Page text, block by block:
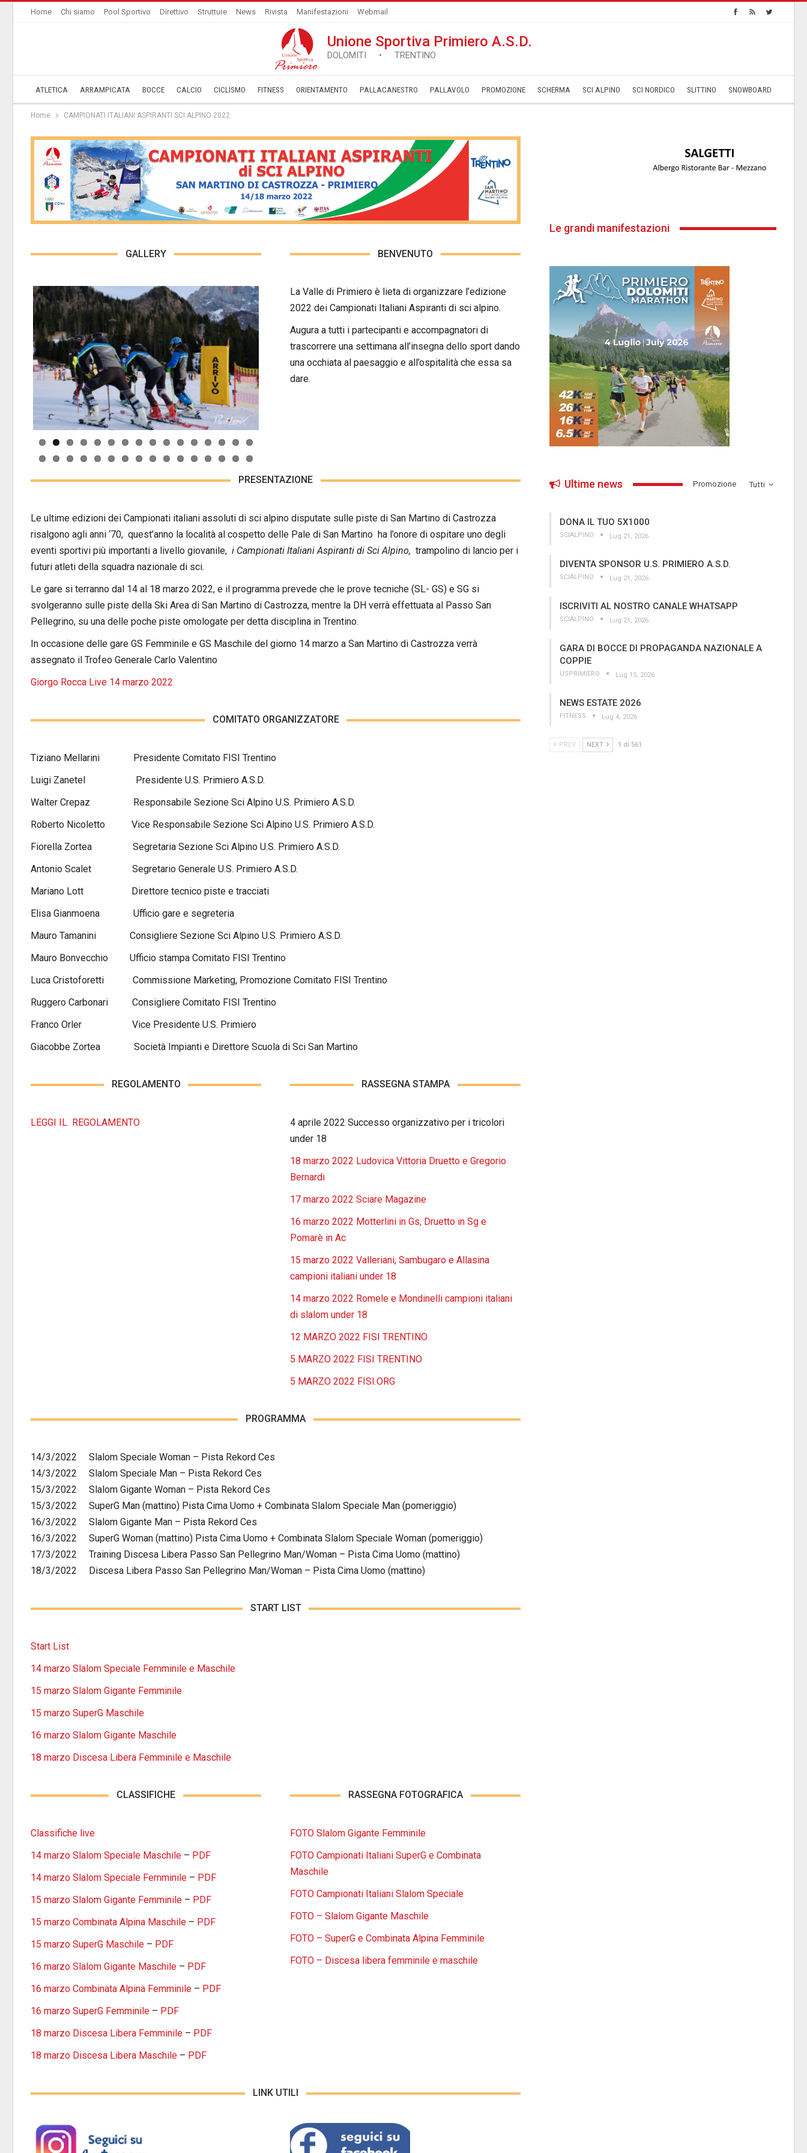
Home Chi siamo Pool Sportivo Direttivo Strutture News Rivista Manifestazioni Webmail
Unione Sportiva Primiero A.S.D.
DOLOMITI • TRENTINO
ATLETICA ARRAMPICATA BOCCE CALCIO CICLISMO FITNESS ORIENTAMENTO PALLACANESTRO PALLAVOLO ­PROMOZIONE SCHERMA SCI ALPINO SCI NORDICO SLITTINO SNOWBOARD
Home CAMPIONATI ITALIANI ASPIRANTI SCI ALPINO 2022
GALLERY BENVENUTO
La Valle di Primiero è lieta di organizzare l’edizione
2022 dei Campionati Italiani Aspiranti di sci alpino.
Augura a tutti i partecipanti e accompagnatori di
trascorrere una settimana all’insegna dello sport dando
una occhiata al paesaggio e all’ospitalità che essa sa
dare.
PRESENTAZIONE
Le ultime edizioni dei Campionati italiani assoluti di sci alpino disputate sulle piste di San Martino di Castrozza
risalgono agli anni ‘70, quest’anno la località al cospetto delle Pale di San Martino ha l’onore di ospitare uno degli
eventi sportivi più importanti a livello giovanile, i Campionati Italiani Aspiranti di Sci Alpino, trampolino di lancio per i
futuri atleti della squadra nazionale di sci.
Le gare si terranno dal 14 al 18 marzo 2022, e il programma prevede che le prove tecniche (SL- GS) e SG si
svolgeranno sulle piste della Ski Area di San Martino di Castrozza, mentre la DH verrà effettuata al Passo San
Pellegrino, su una delle poche piste omologate per detta disciplina in Trentino.
In occasione delle gare GS Femminile e GS Maschile del giorno 14 marzo a San Martino di Castrozza verrà
assegnato il Trofeo Generale Carlo Valentino
Giorgo Rocca Live 14 marzo 2022
COMITATO ORGANIZZATORE
Tiziano Mellarini Presidente Comitato FISI Trentino
Luigi Zanetel Presidente U.S. Primiero A.S.D.
Walter Crepaz Responsabile Sezione Sci Alpino U.S. Primiero A.S.D.
Roberto Nicoletto Vice Responsabile Sezione Sci Alpino U.S. Primiero A.S.D.
Fiorella Zortea Segretaria Sezione Sci Alpino U.S. Primiero A.S.D.
Antonio Scalet Segretario Generale U.S. Primiero A.S.D.
Mariano Lott Direttore tecnico piste e tracciati
Elisa Gianmoena Ufficio gare e segreteria
Mauro Tamanini Consigliere Sezione Sci Alpino U.S. Primiero A.S.D.
Mauro Bonvecchio Ufficio stampa Comitato FISI Trentino
Luca Cristoforetti Commissione Marketing, Promozione Comitato FISI Trentino
Ruggero Carbonari Consigliere Comitato FISI Trentino
Franco Orler Vice Presidente U.S. Primiero
Giacobbe Zortea Società Impianti e Direttore Scuola di Sci San Martino
REGOLAMENTO
LEGGI IL REGOLAMENTO
RASSEGNA STAMPA
4 aprile 2022 Successo organizzativo per i tricolori
under 18
18 marzo 2022 Ludovica Vittoria Druetto e Gregorio
Bernardi
17 marzo 2022 Sciare Magazine
16 marzo 2022 Motterlini in Gs, Druetto in Sg e
Pomarè in Ac
15 marzo 2022 Valleriani, Sambugaro e Allasina
campioni italiani under 18
14 marzo 2022 Romele e Mondinelli campioni italiani
di slalom under 18
12 MARZO 2022 FISI TRENTINO
5 MARZO 2022 FISI TRENTINO
5 MARZO 2022 FISI.ORG
PROGRAMMA
14/3/2022 Slalom Speciale Woman – Pista Rekord Ces
14/3/2022 Slalom Speciale Man – Pista Rekord Ces
15/3/2022 Slalom Gigante Woman – Pista Rekord Ces
15/3/2022 SuperG Man (mattino) Pista Cima Uomo + Combinata Slalom Speciale Man (pomeriggio)
16/3/2022 Slalom Gigante Man – Pista Rekord Ces
16/3/2022 SuperG Woman (mattino) Pista Cima Uomo + Combinata Slalom Speciale Woman (pomeriggio)
17/3/2022 Training Discesa Libera Passo San Pellegrino Man/Woman – Pista Cima Uomo (mattino)
18/3/2022 Discesa Libera Passo San Pellegrino Man/Woman – Pista Cima Uomo (mattino)
START LIST
Start List
14 marzo Slalom Speciale Femminile e Maschile
15 marzo Slalom Gigante Femminile
15 marzo SuperG Maschile
16 marzo Slalom Gigante Maschile
18 marzo Discesa Libera Femminile e Maschile
CLASSIFICHE
Classifiche live
14 marzo Slalom Speciale Maschile – PDF
14 marzo Slalom Speciale Femminile – PDF
15 marzo Slalom Gigante Femminile – PDF
15 marzo Combinata Alpina Maschile – PDF
15 marzo SuperG Maschile – PDF
16 marzo Slalom Gigante Maschile – PDF
16 marzo Combinata Alpina Femminile – PDF
16 marzo SuperG Femminile – PDF
18 marzo Discesa Libera Femminile – PDF
18 marzo Discesa Libera Maschile – PDF
RASSEGNA FOTOGRAFICA
FOTO Slalom Gigante Femminile
FOTO Campionati Italiani SuperG e Combinata
Maschile
FOTO Campionati Italiani Slalom Speciale
FOTO – Slalom Gigante Maschile
FOTO – SuperG e Combinata Alpina Femminile
FOTO – Discesa libera femminile e maschile
LINK UTILI
Le grandi manifestazioni
Tutti
Ultime news ­Promozione
DONA IL TUO 5X1000
SCIALPINO Lug 21, 2026
DIVENTA SPONSOR U.S. PRIMIERO A.S.D.
SCIALPINO Lug 21, 2026
ISCRIVITI AL NOSTRO CANALE WHATSAPP
SCIALPINO Lug 21, 2026
GARA DI BOCCE DI PROPAGANDA NAZIONALE A
COPPIE
USPRIMIERO Lug 15, 2026
NEWS ESTATE 2026
FITNESS Lug 4, 2026
PREV NEXT 1 di 561